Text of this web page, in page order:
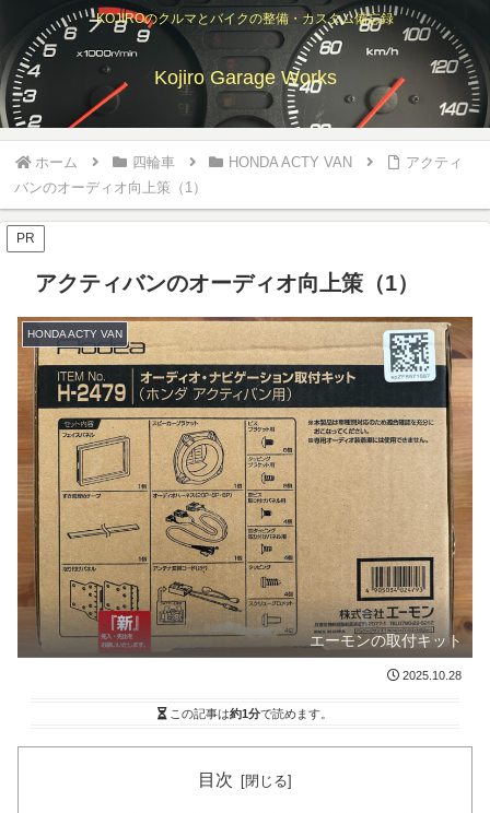
KOJIROのクルマとバイクの整備・カスタム備忘録
Kojiro Garage Works
ホーム 四輪車 HONDA ACTY VAN
アクティ
バンのオーディオ向上策（1）
PR
アクティバンのオーディオ向上策（1）
HONDA ACTY VAN
エーモンの取付キット
2025.10.28
この記事は約1分で読めます。
目次